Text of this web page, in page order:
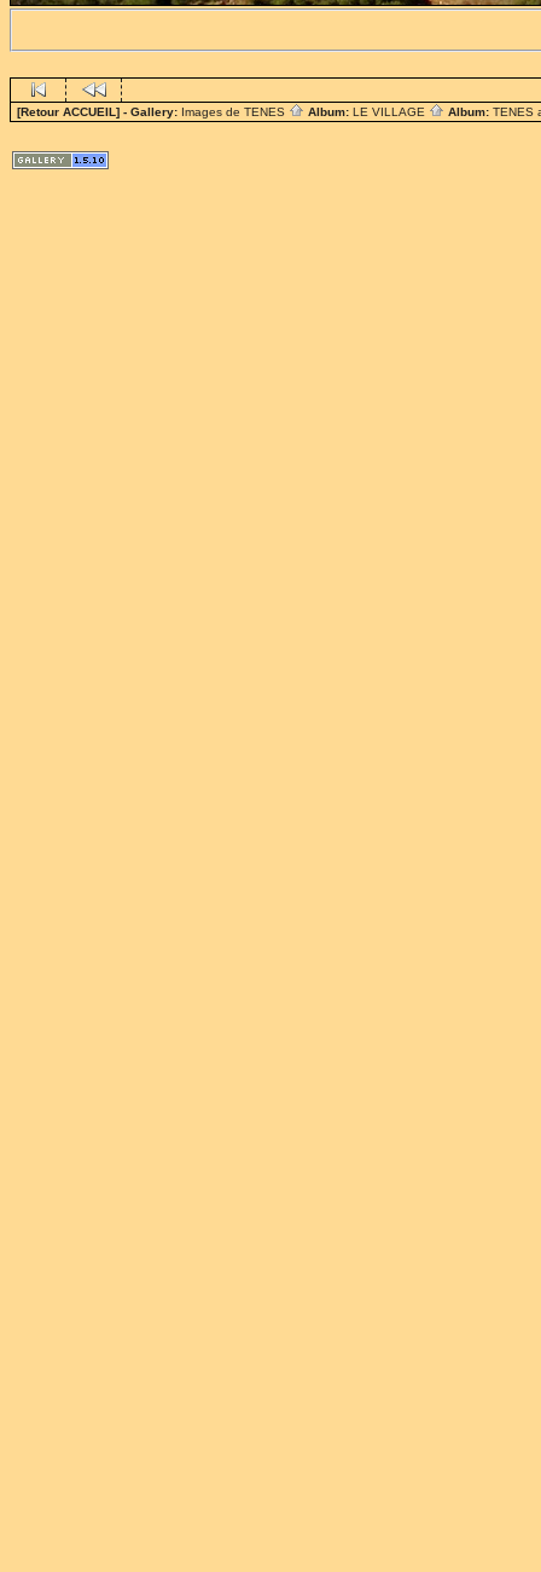
[Retour ACCUEIL] - Gallery: Images de TENES Album: LE VILLAGE Album: TENES